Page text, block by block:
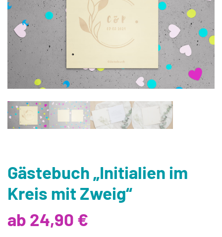
Gästebuch „Initialien im
Kreis mit Zweig“
ab 24,90 €